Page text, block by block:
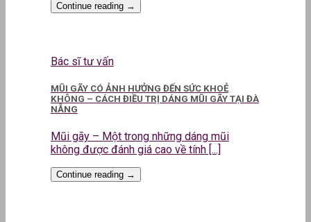
Continue reading →
Bác sĩ tư vấn
MŨI GÃY CÓ ẢNH HƯỞNG ĐẾN SỨC KHOẺ
KHÔNG – CÁCH ĐIỀU TRỊ DÁNG MŨI GÃY TẠI ĐÀ
NẴNG
Mũi gãy – Một trong những dáng mũi
không được đánh giá cao về tính [...]
Continue reading →